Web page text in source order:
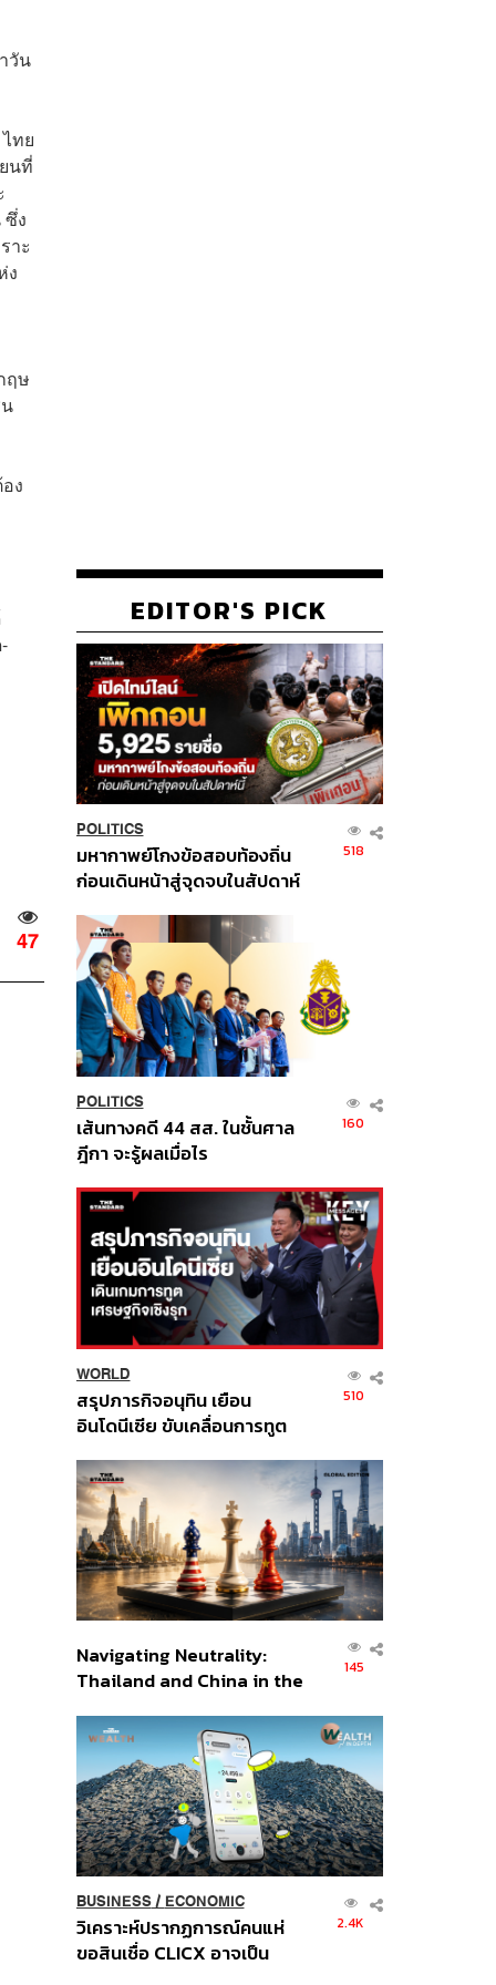
วัน
ทย
นที่
ง
าะ
ง
ฤษ
ง
47
EDITOR'S PICK
POLITICS
มหากาพย์โกงข้อสอบท้องถิ่น
ก่อนเดินหน้าสู่จุดจบในสัปดาห์
518
POLITICS
เส้นทางคดี 44 สส. ในชั้นศาล
ฎีกา จะรู้ผลเมื่อไร
160
WORLD
สรุปภารกิจอนุทิน เยือน
อินโดนีเซีย ขับเคลื่อนการทูต
ส่วนยุทธศาสตร์ไทย –
อินโดนีเซีย
510
Navigating Neutrality:
Thailand and China in the
Order
145
BUSINESS/ ECONOMIC
วิเคราะห์ปรากฏการณ์คนแห่
ขอสินเชื่อ CLICX อาจเป็น
2.4K